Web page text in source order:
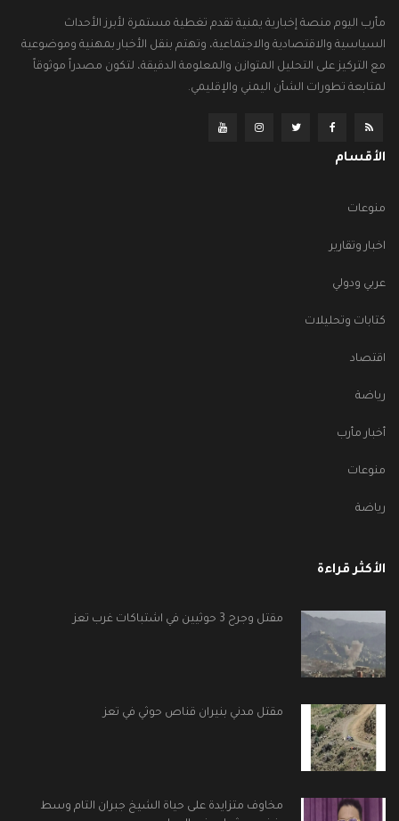
مأرب اليوم منصة إخبارية يمنية تقدم تغطية مستمرة لأبرز الأحداث
السياسية والاقتصادية والاجتماعية، وتهتم بنقل الأخبار بمهنية وموضوعية
مع التركيز على التحليل المتوازن والمعلومة الدقيقة، لتكون مصدراً موثوقاً
لمتابعة تطورات الشأن اليمني والإقليمي.
الأقسام
منوعات
اخبار وتقارير
عربي ودولي
كتابات وتحليلات
اقتصاد
رياضة
أخبار مأرب
منوعات
رياضة
الأكثر قراءة
مقتل وجرح 3 حوثيين في اشتباكات غرب تعز
مقتل مدني بنيران قناص حوثي في تعز
مخاوف متزايدة على حياة الشيخ جبران التام وسط